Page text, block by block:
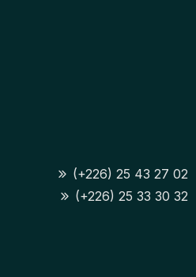
(+226) 25 43 27 02
(+226) 25 33 30 32